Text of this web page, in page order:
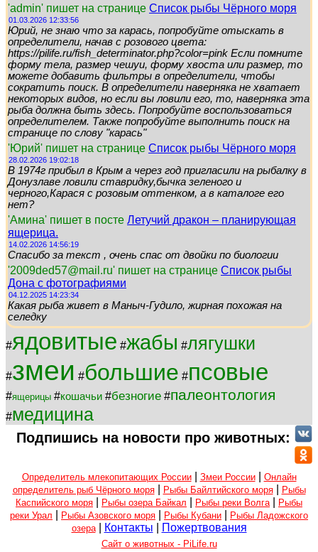
'admin' пишет на странице Список рыбы Чёрного моря
01.03.2026 12:33:56
Юрий, не знаю что за карась, попробуйте отыскать в
определители, начав с розового цвета:
https://pilife.ru/fish_determinator.php?color=pink Если помните
форму тела, размер чешуи, форму хвоста или размер, то
можете добавить фильтры в определители, чтобы
сократить поиск. В определители наверняка не хватает
некоторых видов, но если вы ловили его, то, наверняка эта
рыба должна быть здесь. Попробуйте воспользоваться
определителем. Также попробуйте выполнить поиск на
странице по слову "карась"
'Юрий' пишет на странице Список рыбы Чёрного моря
28.02.2026 19:02:18
В 1974г прибыл в Крым а через год пригласили на рыбалку в
Донузлаве ловили ставридку,бычка зеленого и
черного,Карася с розовым оттенком, а в каталоге его
нет?
'Амина' пишет в посте Летучий дракон – планирующая
ящерица.
14.02.2026 14:56:19
Спасибо за текст , очень спас от двойки по биологии
'2009ded57@mail.ru' пишет на странице Список рыбы
Дона с фотографиями
04.12.2025 14:23:34
Какая рыба живет в Маныч-Гудило, жирная похожая на
селедку
#ядовитые #жабы #лягушки
#змеи #большие #псовые
#ящерицы #кошачьи #безногие #палеонтология
#медицина
Подпишись на новости про животных:
Определитель млекопитающих России| Змеи России| Онлайн
определитель рыб Чёрного моря| Рыбы Байлтийского моря|
Рыбы
Каспийского моря
Рыбы озера Байкал Рыбы реки Волга
Рыбы
реки Урал
Рыбы Азовского моря Рыбы Кубани
Рыбы Ладожского
озера| Контакты Пожертвования
Сайт о животных - PiLife.ru